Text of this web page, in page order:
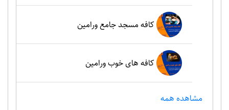
کافه مسجد جامع ورامین
کافه های خوب ورامین
مشاهده همه